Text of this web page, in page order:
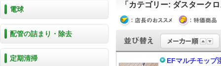
電球
配管の詰まり・除去
定期清掃
「カテゴリー: ダスターク
EFマルチモップ